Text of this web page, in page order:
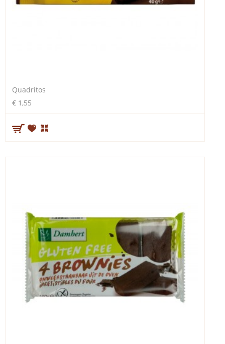
Quadritos
€ 1,55